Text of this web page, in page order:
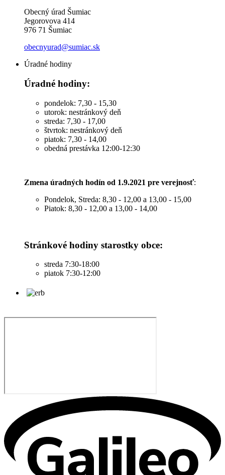
Obecný úrad Šumiac
Jegorovova 414
976 71 Šumiac
obecnyurad@sumiac.sk
Úradné hodiny
Úradné hodiny:
pondelok: 7,30 - 15,30
utorok: nestránkový deň
streda: 7,30 - 17,00
štvrtok: nestránkový deň
piatok: 7,30 - 14,00
obedná prestávka 12:00-12:30
Zmena úradných hodín od 1.9.2021 pre verejnosť:
Pondelok, Streda: 8,30 - 12,00 a 13,00 - 15,00
Piatok: 8,30 - 12,00 a 13,00 - 14,00
Stránkové hodiny starostky obce:
streda 7:30-18:00
piatok 7:30-12:00